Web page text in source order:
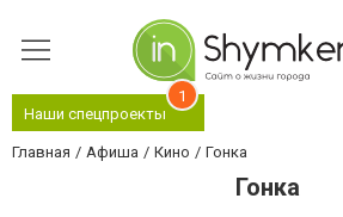
Наши спецпроекты
1
Главная Афиша Кино Гонка
Гонка